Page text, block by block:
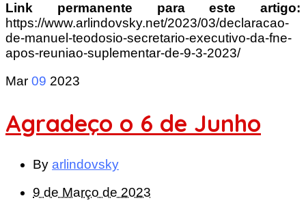
Link permanente para este artigo:
https://www.arlindovsky.net/2023/03/declaracao-
de-manuel-teodosio-secretario-executivo-da-fne-
apos-reuniao-suplementar-de-9-3-2023/
Mar 09 2023
Agradeço o 6 de Junho
By arlindovsky
9 de Março de 2023